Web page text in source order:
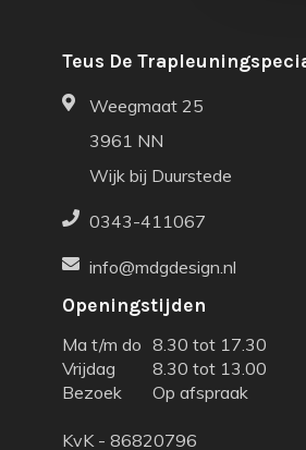
Teus De
Weegmaat 25
3961 NN
Wijk bij Duurstede
0343-411067
info@mdgdesign.nl
Openingstijden
Ma t/m do 8.30 tot 17.30
Vrijdag
8.30 tot 13.00
Bezoek
Op afspraak
KvK - 86820796